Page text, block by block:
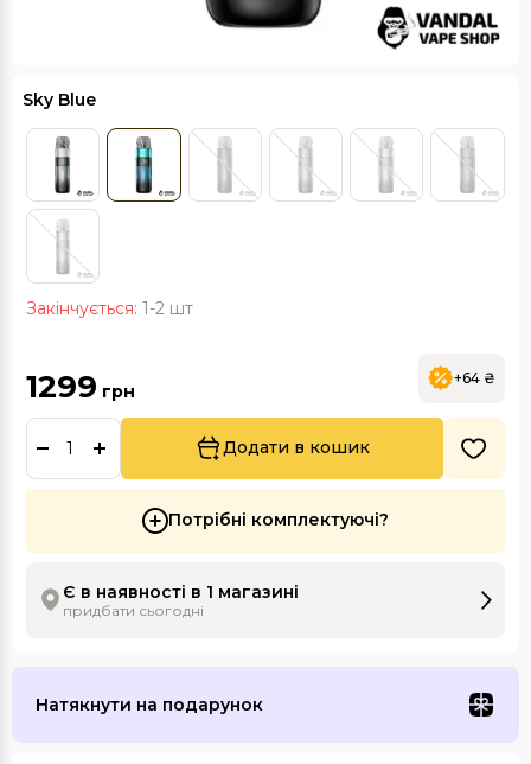
Sky Blue
Закінчується: 1-2 шт
1299 грн
+64 ₴
Додати в кошик
Потрібні комплектуючі?
Є в наявності в 1 магазині
придбати сьогодні
Натякнути на подарунок